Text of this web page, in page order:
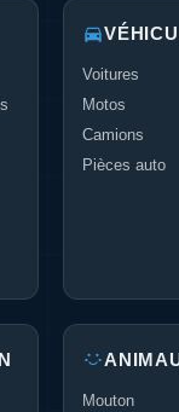
Voitures
Motos
Camions
Pièces auto
Mouton